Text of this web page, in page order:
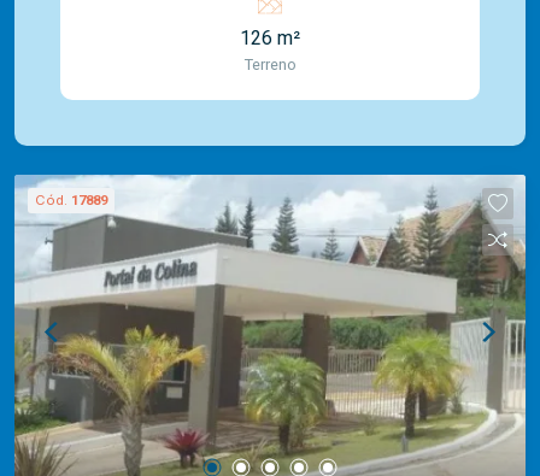
tranquilo, com muita área verde, fica localizado na
Região Leste de Jundiaí (SP). Conhecido pelo
seu perfil predominantemente residencial e rural,
é uma excelente opção para quem busca contato
com uma vasta experiência na administração de
imóveis para venda ou locação. Contamos com
uma ampla opção de imóveis residenciais,
comerciais e lançamentos e equipe Mediterrâneo
Imóveis é especializada e recebe treinamento
exclusivo para melhor te atender. Ligue e solicite
seu atendimento!
126 m²
Terreno
Cód. 17889